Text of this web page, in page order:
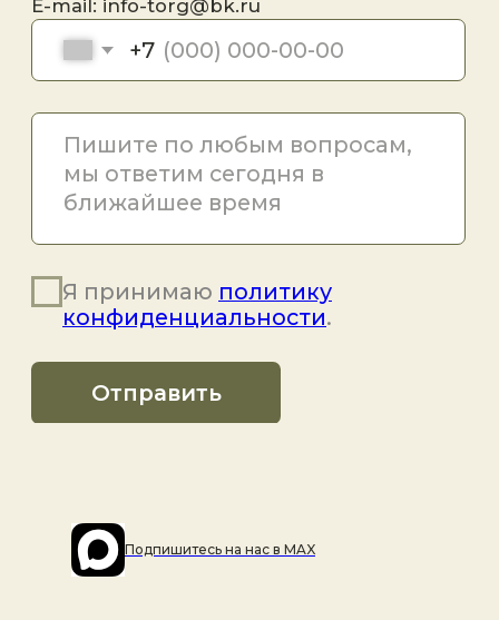
Подпишитесь на наc в MAX